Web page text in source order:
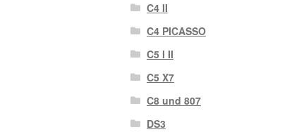
C4 II
C4 PICASSO
C5 I II
C5 X7
C8 und 807
DS3